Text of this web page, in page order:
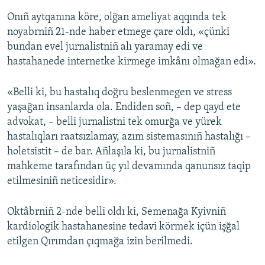
Onıñ aytqanına köre, olğan ameliyat aqqında tek
noyabrniñ 21-nde haber etmege çare oldı, «çünki
bundan evel jurnalistniñ alı yaramay edi ve
hastahanede internetke kirmege imkânı olmağan edi».
«Belli ki, bu hastalıq doğru beslenmegen ve stress
yaşağan insanlarda ola. Endiden soñ, – dep qayd ete
advokat, – belli jurnalistni tek omurğa ve yürek
hastalıqları raatsızlamay, azım sistemasınıñ hastalığı –
holetsistit – de bar. Añlaşıla ki, bu jurnalistniñ
mahkeme tarafından üç yıl devamında qanunsız taqip
etilmesiniñ neticesidir».
Oktâbrniñ 2-nde belli oldı ki, Semenağa Kyivniñ
kardiologik hastahanesine tedavi körmek içün işğal
etilgen Qırımdan çıqmağa izin berilmedi.